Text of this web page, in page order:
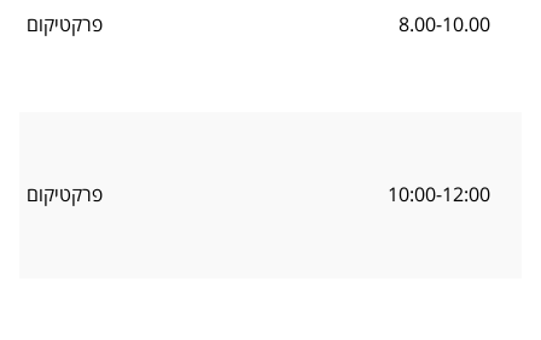
8.00-10.00 פרקטיקום
10:00-12:00 פרקטיקום